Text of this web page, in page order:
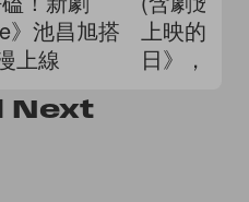
》池昌旭搭
上線
上映的史
日》，為
Next